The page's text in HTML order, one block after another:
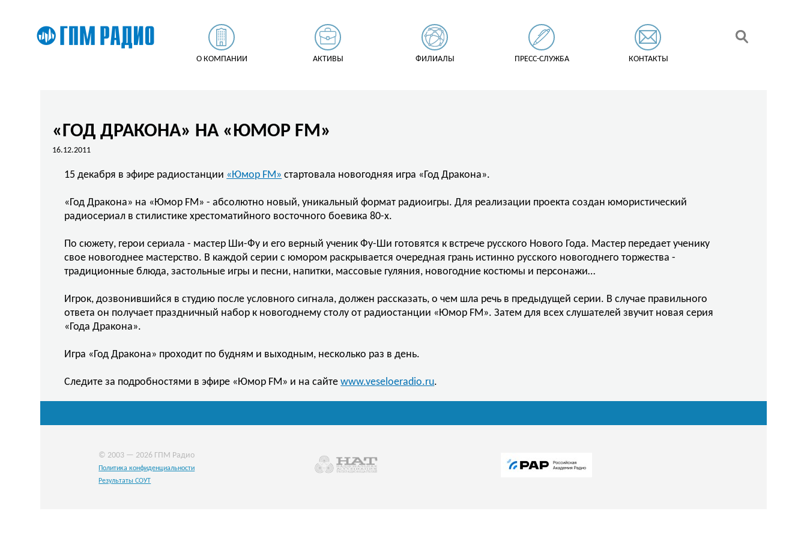
О КОМПАНИИ АКТИВЫ ФИЛИАЛЫ ПРЕСС-СЛУЖБА КОНТАКТЫ
«ГОД ДРАКОНА» НА «ЮМОР FM»
16.12.2011
15 декабря в эфире радиостанции «Юмор FM» стартовала новогодняя игра «Год Дракона».
«Год Дракона» на «Юмор FM» - абсолютно новый, уникальный формат радиоигры. Для реализации проекта создан юмористический
радиосериал в стилистике хрестоматийного восточного боевика 80-х.
По сюжету, герои сериала - мастер Ши-Фу и его верный ученик Фу-Ши готовятся к встрече русского Нового Года. Мастер передает ученику
свое новогоднее мастерство. В каждой серии с юмором раскрывается очередная грань истинно русского новогоднего торжества -
традиционные блюда, застольные игры и песни, напитки, массовые гуляния, новогодние костюмы и персонажи…
Игрок, дозвонившийся в студию после условного сигнала, должен рассказать, о чем шла речь в предыдущей серии. В случае правильного
ответа он получает праздничный набор к новогоднему столу от радиостанции «Юмор FM». Затем для всех слушателей звучит новая серия
«Года Дракона».
Игра «Год Дракона» проходит по будням и выходным, несколько раз в день.
Следите за подробностями в эфире «Юмор FM» и на сайтеwww.veseloeradio.ru.
© 2003 — 2026 ГПМ Радио
Политика конфиденциальности
Результаты СОУТ